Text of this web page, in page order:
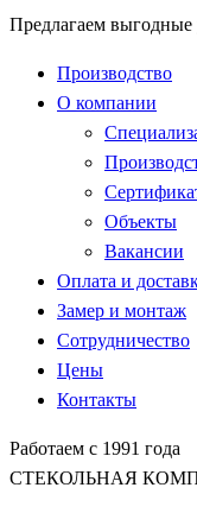
Предлагаем выгодные
Производство
О компании
Объекты
Вакансии
Оплата и
Замер и монтаж
Сотрудничество
Цены
Контакты
Работаем с 1991 года
СТЕКОЛЬНАЯ